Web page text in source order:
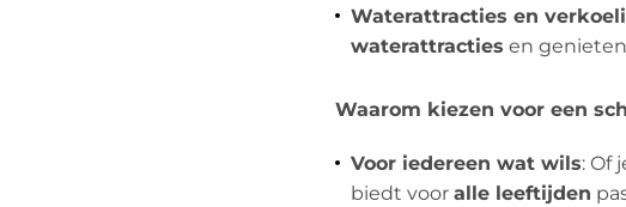
Waterattracties en
waterattracties en
Waarom kiezen voor een
Voor iedereen wat wils: Of
biedt voor alle leeftijden